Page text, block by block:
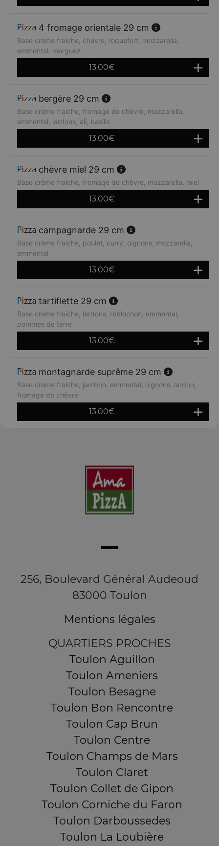
4 fromage orientale 29 cm
Base crème fraiche, chèvre, roquefort, mozzarella,
emmental, merguez
13.00€
bergère 29 cm
Base crème fraiche, fromage de chèvre, mozzarella,
emmental, lardons, ail, basilic
13.00€
chèvre miel 29 cm
Base crème fraiche, fromage de chèvre, mozzarella, miel
13.00€
campagnarde 29 cm
Base crème fraiche, poulet, curry, oignons, mozzarella,
emmental
13.00€
tartiflette 29 cm
Base crème fraiche, lardons, reblochon, emmental,
pommes de terre
13.00€
montagnarde suprême 29 cm
Base crème fraiche, jambon, emmental, oignons, lardon,
fromage de chèvre
13.00€
256, Boulevard Général Audeoud
83000 Toulon
Mentions légales
QUARTIERS PROCHES
Toulon Aguillon
Toulon Ameniers
Toulon Besagne
Toulon Bon Rencontre
Toulon Cap Brun
Toulon Centre
Toulon Champs de Mars
Toulon Claret
Toulon Collet de Gipon
Toulon Corniche du Faron
Toulon Darboussedes
Toulon La Loubière